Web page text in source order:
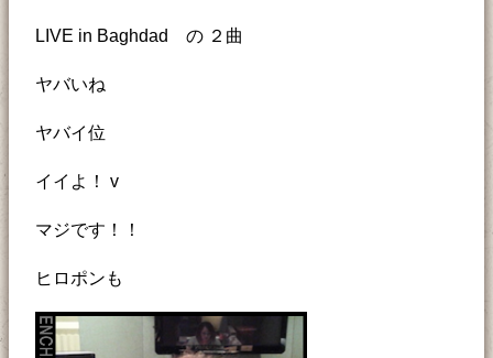
LIVE in Baghdad の ２曲
ヤバいね
ヤバイ位
イイよ！ v
マジです！！
ヒロポンも